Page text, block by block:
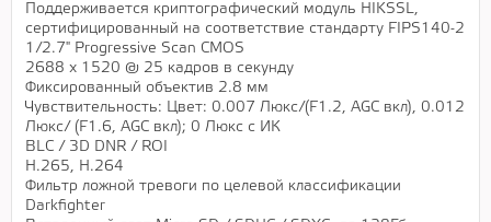
Поддерживается криптографический модуль HIKSSL,
сертифицированный на соответствие стандарту FIPS140-2
1/2.7" Progressive Scan CMOS
2688 х 1520 @ 25 кадров в секунду
Фиксированный объектив 2.8 мм
Чувствительность: Цвет: 0.007 Люкс/(F1.2, AGC вкл), 0.012
Люкс/ (F1.6, AGC вкл); 0 Люкс с ИК
BLC / 3D DNR / ROI
H.265, H.264
Фильтр ложной тревоги по целевой классификации
Darkfighter